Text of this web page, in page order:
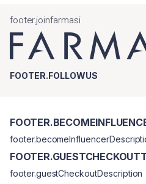
footer.joinfarmasi
FOOTER.FOLLOWUS
footer.guestCheckoutDescription